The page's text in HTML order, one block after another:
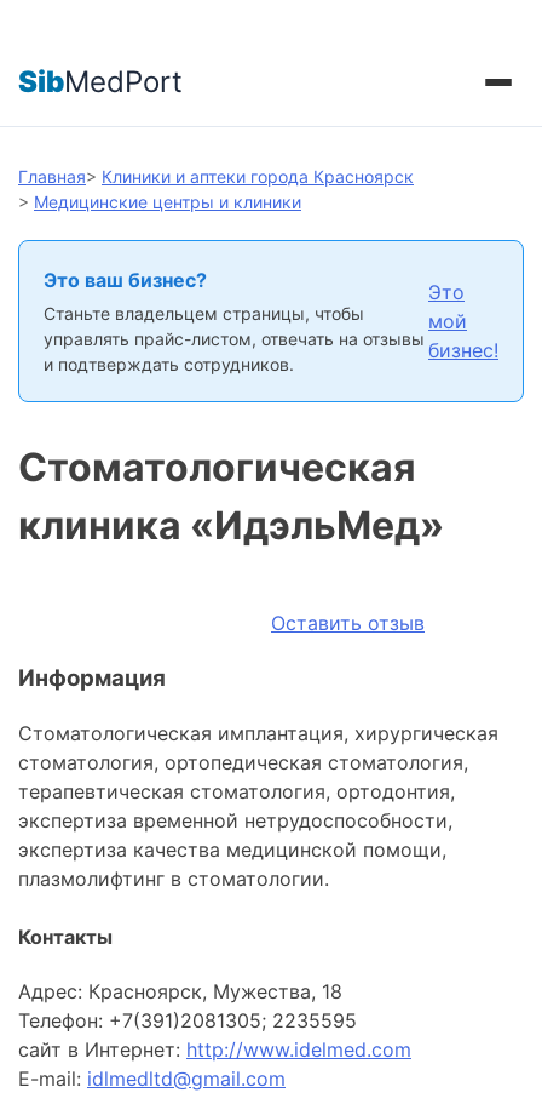
SibMedPort
Главная> Клиники и аптеки города Красноярск
> Медицинские центры и клиники
Это ваш бизнес?
Станьте владельцем страницы, чтобы
управлять прайс-листом, отвечать на отзывы
и подтверждать сотрудников.
Это
мой
бизнес!
Cтоматологическая
клиника «ИдэльМед»
Оставить отзыв
Информация
Стоматологическая имплантация, хирургическая
стоматология, ортопедическая стоматология,
терапевтическая стоматология, ортодонтия,
экспертиза временной нетрудоспособности,
экспертиза качества медицинской помощи,
плазмолифтинг в стоматологии.
Контакты
Адрес: Красноярск, Мужества, 18
Телефон: +7(391)2081305; 2235595
сайт в Интернет: http://www.idelmed.com
E-mail: idlmedltd@gmail.com